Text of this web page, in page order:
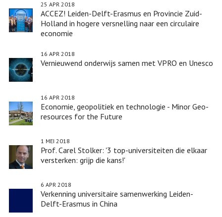
grijp
die
ACCEZ! Leiden-Delft-Erasmus en Provincie Zuid-
Holland in hogere versnelling naar een circulaire
economie
25 APR 2018
Vernieuwend onderwijs samen met VPRO en Unesco
16 APR 2018
Economie, geopolitiek en technologie - Minor Geo-
resources for the Future
16 APR 2018
Prof. Carel Stolker: '3 top-universiteiten die elkaar
versterken: grijp die kans!'
1 MEI 2018
Verkenning universitaire samenwerking Leiden-
Delft-Erasmus in China
6 APR 2018